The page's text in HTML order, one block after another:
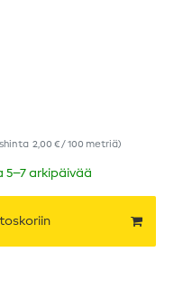
2,00 € / 100 metriä)
arkipäivää